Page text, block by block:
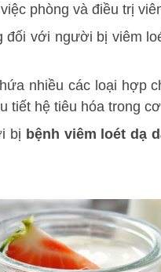
phòng và điều trị
với người bị viêm
nhiều các loại hợp
tiết hệ tiêu hóa trong
bị bệnh viêm loét dạ